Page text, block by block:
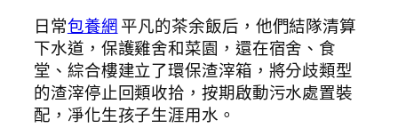
日常包養網平凡的茶余飯后，他們結隊清算
下水道，保護雞舍和菜園，還在宿舍、食
堂、綜合樓建立了環保渣滓箱，將分歧類型
的渣滓停止回類收拾，按期啟動污水處置裝
配，凈化生孩子生涯用水。